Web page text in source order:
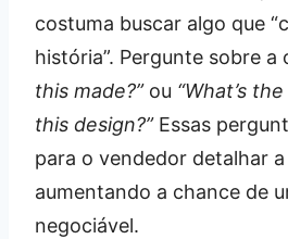
costuma buscar algo que
história”. Pergunte sobre a
this made?”ou “What’s
this design?”Essas
para o vendedor detalhar
aumentando a chance de
negociável.